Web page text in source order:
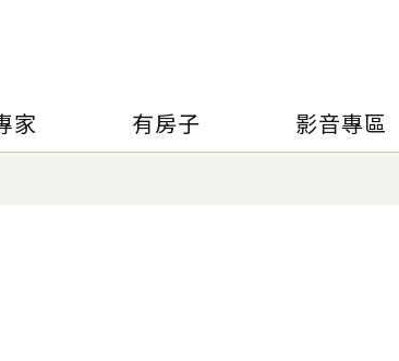
家 有房子 影音專區